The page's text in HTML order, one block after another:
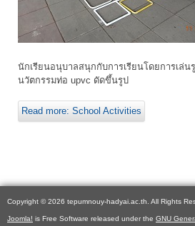
นักเรียนอนุบาลสนุกกับการเรียนโดยการเล่น
นวัตกรรมท่อ upvc ดัดขึ้นรูป
Read more: School Activities
Copyright © 2026 tepumnouy-hadyai.ac.th. All Rights
Joomla! is Free Software released under the GNU